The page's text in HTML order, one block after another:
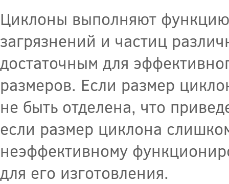
Циклоны выполняют
загрязнений и частиц
достаточным для
размеров. Если размер
не быть отделена, что
если размер циклона
неэффективному
для его изготовления.